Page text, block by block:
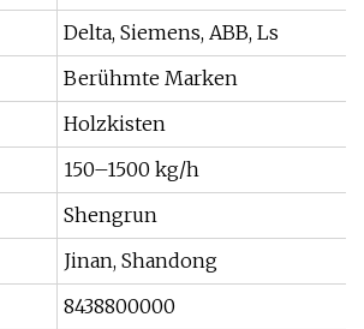
Delta, Siemens, ABB, Ls
Berühmte Marken
Holzkisten
150–1500 kg/h
Shengrun
Jinan, Shandong
8438800000